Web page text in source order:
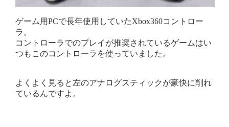
ゲーム用PCで長年使用していたXbox360コントロー
ラ。
コントローラでのプレイが推奨されているゲームはい
つもこのコントローラを使っていました。
よくよく見ると左のアナログスティックが豪快に削れ
ているんですよ。